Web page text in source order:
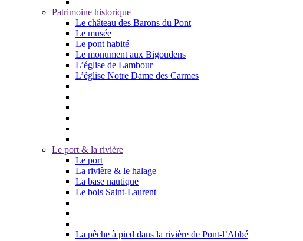
Patrimoine historique
Le château des Barons du Pont
Le musée
Le pont habité
Le monument aux Bigoudens
L’église de Lambour
L’église Notre Dame des Carmes
Le port & la rivière
Le port
La rivière & le halage
La base nautique
Le bois Saint-Laurent
La pêche à pied dans la rivière de Pont-l’Abbé